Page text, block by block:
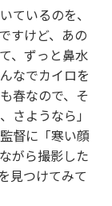
ているのを、
すけど、あの
、ずっと鼻水
なでカイロを
春なので、そ
さようなら」
督に「寒い顔
がら撮影した
見つけてみて